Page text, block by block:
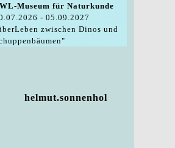
Museum für Naturkunde
- 05.09.2027
zwischen Dinos und
helmut.sonnenhol